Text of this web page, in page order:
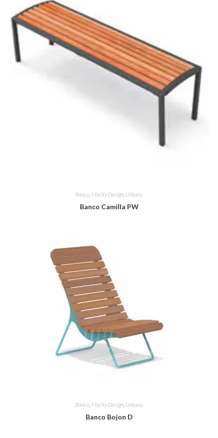
Banco Mycity Design Urbano
Banco Camilla PW
Banco, Mycity Design, Urbano
Banco Bojon D